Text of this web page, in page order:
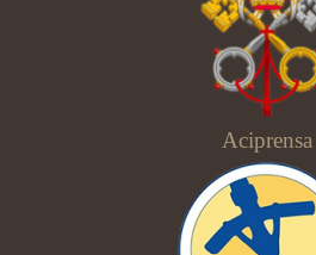
Aciprensa